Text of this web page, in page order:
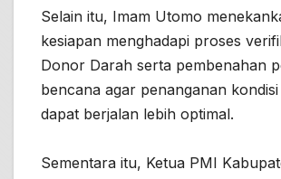
Selain itu, Imam Utomo
kesiapan menghadapi proses
Donor Darah serta pembenahan
bencana agar penanganan
dapat berjalan lebih optimal.
Sementara itu, Ketua PMI